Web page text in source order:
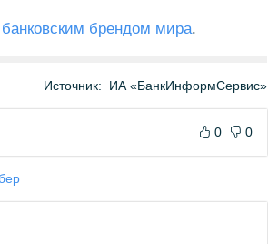
брендом мира.
Источник: ИА «БанкИнформСервис»
0 0